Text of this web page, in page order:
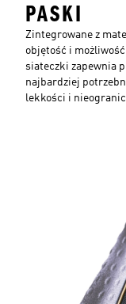
PASKI
Zintegrowane z
objętość i
siateczki zapewnia
najbardziej
lekkości i